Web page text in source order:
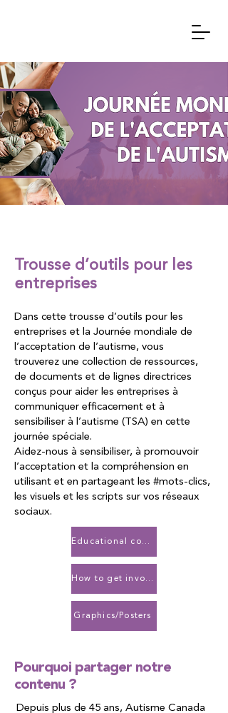
Trousse d’outils pour les
entreprises
Dans cette trousse d’outils pour les
entreprises et la Journée mondiale de
l’acceptation de l’autisme, vous
trouverez une collection de ressources,
de documents et de lignes directrices
conçus pour aider les entreprises à
communiquer efficacement et à
sensibiliser à l’autisme (TSA) en cette
journée spéciale.
Aidez-nous à sensibiliser, à promouvoir
l’acceptation et la compréhension en
utilisant et en partageant les #mots-clics,
les visuels et les scripts sur vos réseaux
sociaux.
Educational content
How to get involved
Graphics/Posters
Pourquoi partager notre
contenu ?
Depuis plus de 45 ans, Autisme Canada